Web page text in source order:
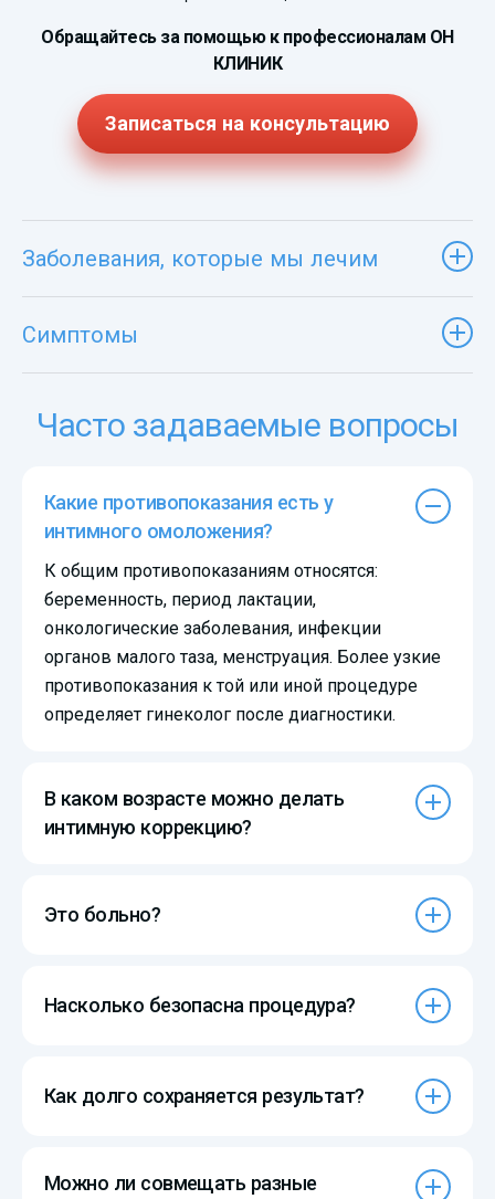
Обращайтесь за помощью к профессионалам ОН
КЛИНИК
Записаться на консультацию
Заболевания, которые мы лечим
Симптомы
Часто задаваемые вопросы
Какие противопоказания есть у
интимного омоложения?
К общим противопоказаниям относятся:
беременность, период лактации,
онкологические заболевания, инфекции
органов малого таза, менструация. Более узкие
противопоказания к той или иной процедуре
определяет гинеколог после диагностики.
В каком возрасте можно делать
интимную коррекцию?
Это больно?
Насколько безопасна процедура?
Как долго сохраняется результат?
Можно ли совмещать разные